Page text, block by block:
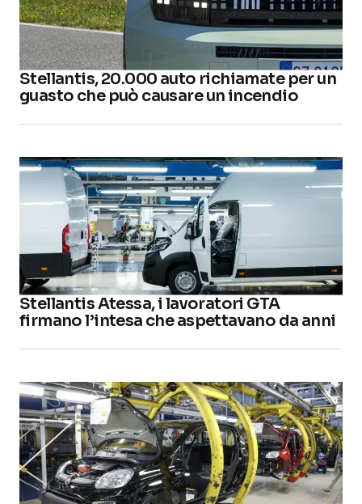
Stellantis, 20.000 auto richiamate per un
guasto che può causare un incendio
Stellantis Atessa, i lavoratori GTA
firmano l’intesa che aspettavano da anni